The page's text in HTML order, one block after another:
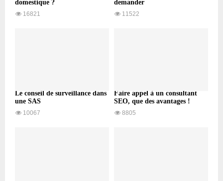
domestique ?
16821
demander
11522
Le conseil de surveillance dans
une SAS
10067
Faire appel à un consultant
SEO, que des avantages !
8805